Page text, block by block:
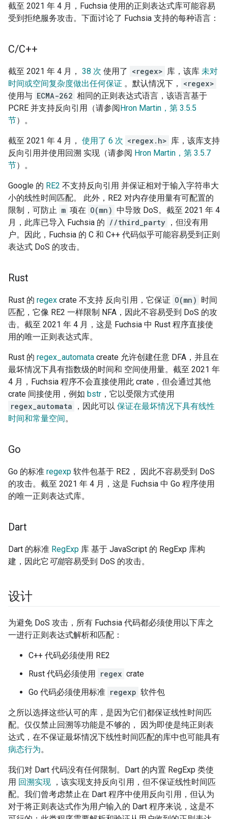
截至 2021 年 4 月，Fuchsia 使用的正则表达式库可能容易
受到拒绝服务攻击。下面讨论了 Fuchsia 支持的每种语言：
C/C++
截至 2021 年 4 月， 38 次 使用了 <regex> 库，该库 未对
时间或空间复杂度做出任何保证 。默认情况下，
<regex>
使用与 ECMA-262 相同的正则表达式语言，该语言基于
PCRE 并支持反向引用（请参阅Hron Martin，第 3.5.5
节）。
截至 2021 年 4 月， 使用了 6 次 <regex.h> 库，该库支持
反向引用并使用回溯 实现（请参阅 Hron Martin，第 3.5.7
节）。
Google 的 RE2 不支持反向引用 并保证相对于输入字符串大
小的线性时间匹配。 此外，RE2 对内存使用量有可配置的
限制，可防止 m 项在 O(mn) 中导致 DoS。截至 2021 年 4
月，此库已导入 Fuchsia 的 //third_party ，但没有用
户。因此，Fuchsia 的 C 和 C++ 代码似乎可能容易受到正则
表达式 DoS 的攻击。
Rust
Rust 的 regex crate 不支持 反向引用，它保证 O(mn) 时间
匹配，它像 RE2 一样限制 NFA，因此不容易受到 DoS 的攻
击。截至 2021 年 4 月，这是 Fuchsia 中 Rust 程序直接使
用的唯一正则表达式库。
Rust 的 regex_automata create 允许创建任意 DFA，并且在
最坏情况下具有指数级的时间和 空间使用量。截至 2021 年
4 月，Fuchsia 程序不会直接使用此 crate，但会通过其他
crate 间接使用，例如 bstr ，它以受限方式使用
regex_automata
，因此可以 保证在最坏情况下具有线性
时间和常量空间。
Go
Go 的标准 regexp 软件包基于 RE2， 因此不容易受到 DoS
的攻击。截至 2021 年 4 月，这是 Fuchsia 中 Go 程序使用
的唯一正则表达式库。
Dart
Dart 的标准 RegExp 库 基于 JavaScript 的 RegExp 库构
建，因此它 可能容易受到 DoS 的攻击。
设计
为避免 DoS 攻击，所有 Fuchsia 代码都必须使用以下库之
一进行正则表达式解析和匹配：
C++ 代码必须使用 RE2
Rust 代码必须使用 regex crate
Go 代码必须使用标准 regexp 软件包
之所以选择这些认可的库，是因为它们都保证线性时间匹
配。仅仅禁止回溯等功能是不够的， 因为即使是纯正则表
达式，在不保证最坏情况下线性时间匹配的库中也可能具有
病态行为。
我们对 Dart 代码没有任何限制。Dart 的内置 RegExp 类使
用 回溯实现 ，该实现支持反向引用，但不保证线性时间匹
配。我们曾考虑禁止在 Dart 程序中使用反向引用，但认为
对于将正则表达式作为用户输入的 Dart 程序来说，这是不